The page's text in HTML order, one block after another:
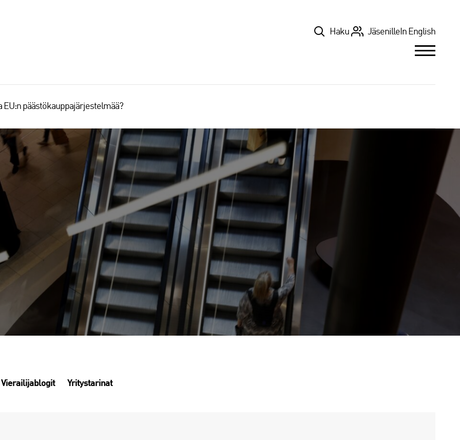
TopHaku Jäsenille In English
EU:n päästökauppajärjestelmää?
Vierailijablogit Yritystarinat